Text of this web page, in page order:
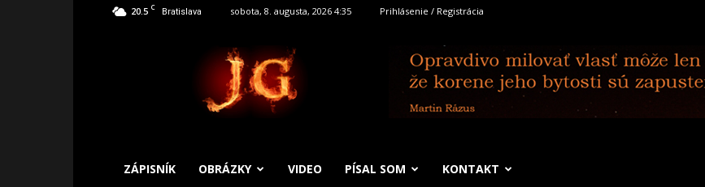
20.5 C Bratislava sobota, 8. augusta, 2026 4:35 Prihlásenie / Registrácia
SLOBODNÝ
ZÁPISNÍK OBRÁZKY VIDEO PÍSAL SOM KONTAKT